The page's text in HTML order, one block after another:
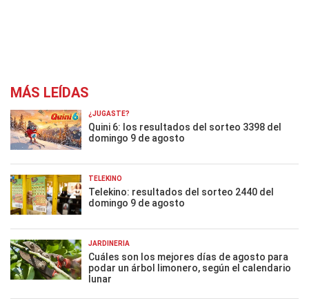
MÁS LEÍDAS
¿JUGASTE?
Quini 6: los resultados del sorteo 3398 del
domingo 9 de agosto
TELEKINO
Telekino: resultados del sorteo 2440 del
domingo 9 de agosto
JARDINERÍA
Cuáles son los mejores días de agosto para
podar un árbol limonero, según el calendario
lunar